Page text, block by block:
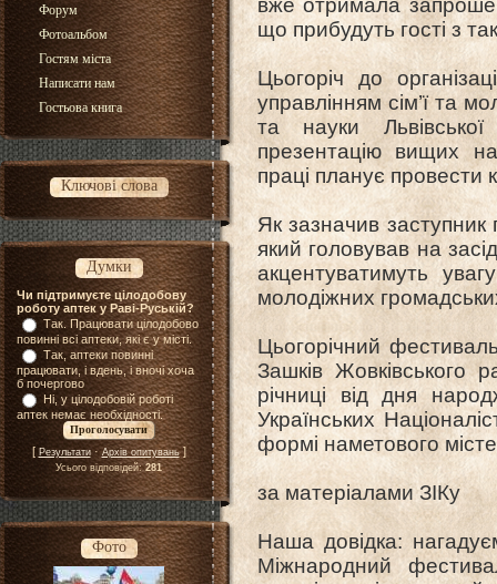
Форум
Фотоальбом
Гостям міста
Написати нам
Гостьова книга
Ключові слова
Думки
Чи підтримуєте цілодобову
роботу аптек у Раві-Руській?
Так. Працювати цілодобово
повинні всі аптеки, які є у місті.
Так, аптеки повинні
працювати, і вдень, і вночі хоча
б почергово
Ні, у цілодобовій роботі
аптек немає необхідності.
[ Результати·Архів опитувань]
Усього відповідей:281
Фото
вже отримала
що прибудуть гості з
Цьогоріч до
управлінням сім’ї та
та науки
презентацію вищих
праці планує провести
Як зазначив
який головував на
акцентуватимуть
молодіжних
Цьогорічний
Зашків Жовківського
річниці від дня
Українських
формі наметового
за матеріалами ЗІКу
Наша довідка:
Міжнародний